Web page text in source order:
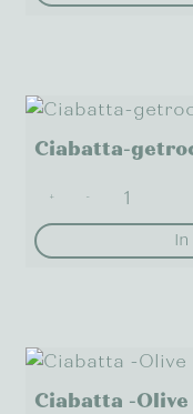
Ciabatta-
+ -
Ciabatta -